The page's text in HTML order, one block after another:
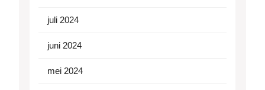
juli 2024
juni 2024
mei 2024